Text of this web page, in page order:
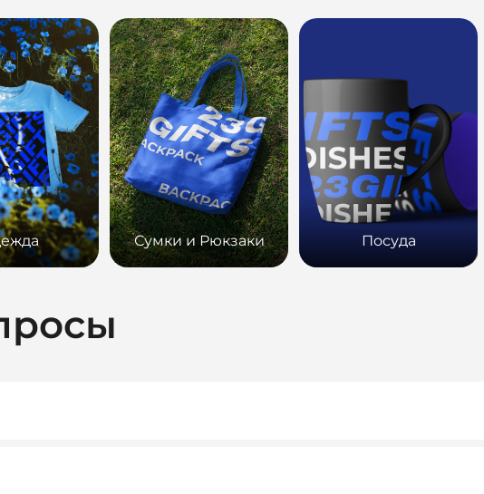
Сумки и Рюкзаки Посуда